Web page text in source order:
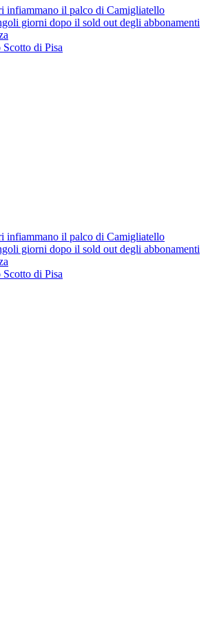
infiammano il palco di Camigliatello
giorni dopo il sold out degli abbonamenti
di Pisa
infiammano il palco di Camigliatello
giorni dopo il sold out degli abbonamenti
di Pisa